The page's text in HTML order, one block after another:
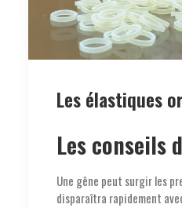
Les élastiques
Les conseils
Une gêne peut surgir les
disparaîtra rapidement